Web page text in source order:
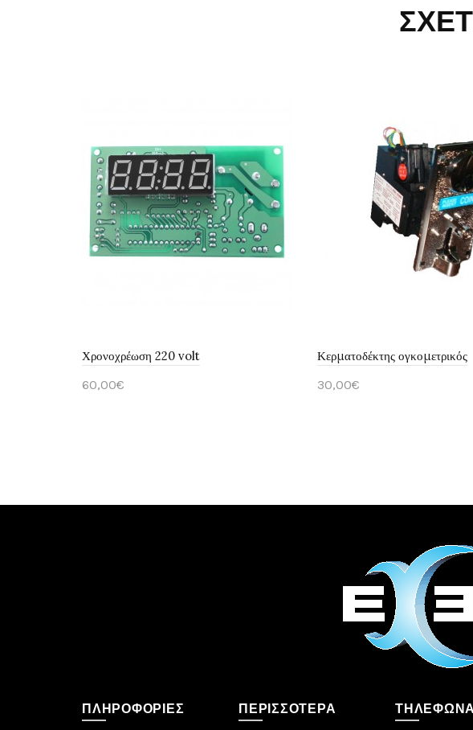
Χρονοχρέωση 220 volt
60,00€
Κερματοδέκτης ογκομετρικός
30,00€
ΠΛΗΡΟΦΟΡΊΕΣ ΠΕΡΙΣΣΌΤΕΡΑ ΤΗΛΈΦΩΝΑ